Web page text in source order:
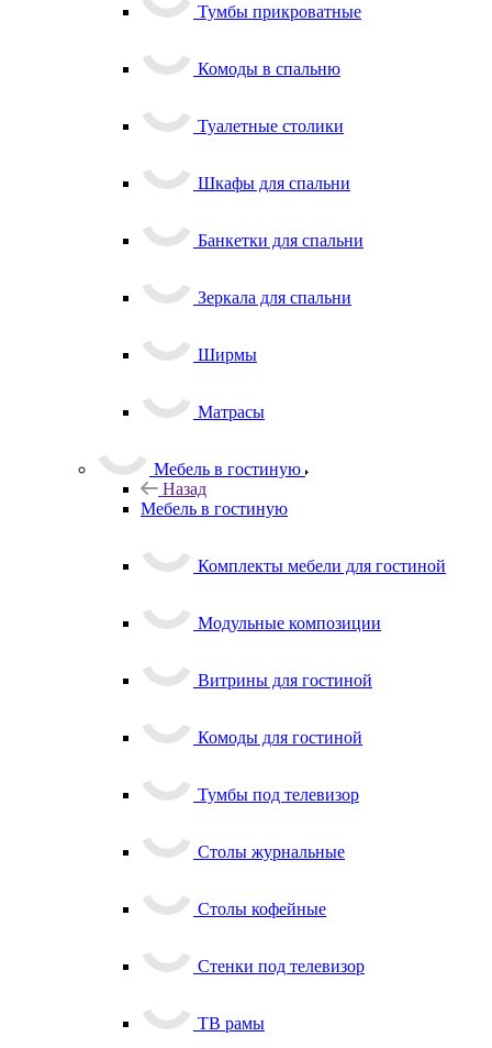
Тумбы прикроватные
Комоды в спальню
Туалетные столики
Шкафы для спальни
Банкетки для спальни
Зеркала для спальни
Ширмы
Матрасы
Мебель в гостиную
Назад
Мебель в гостиную
Комплекты мебели для гостиной
Модульные композиции
Витрины для гостиной
Комоды для гостиной
Тумбы под телевизор
Столы журнальные
Столы кофейные
Стенки под телевизор
ТВ рамы